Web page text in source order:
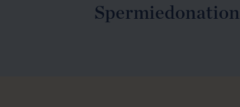
Spermiedonation